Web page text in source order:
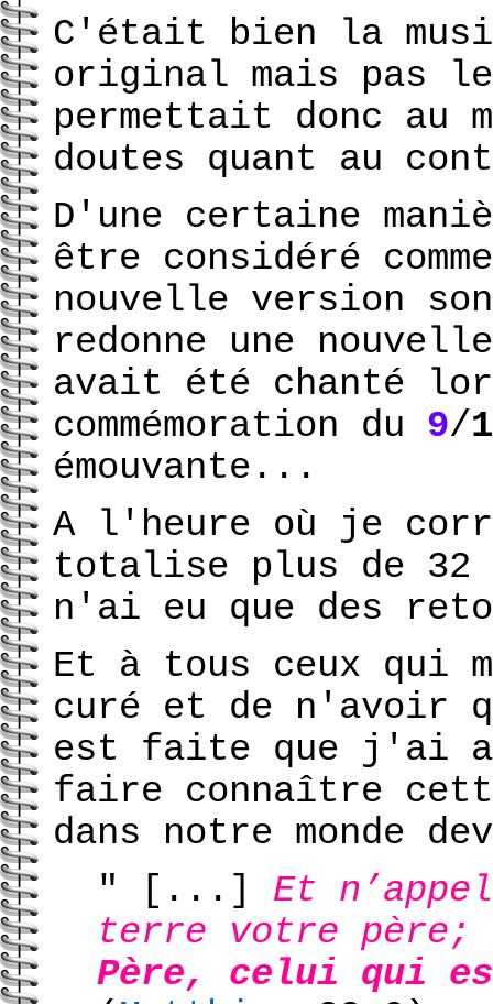
C'était bien la
original mais pas
permettait donc au
doutes quant au
D'une certaine
être considéré
nouvelle version
redonne une
avait été chanté
commémoration du 9/
émouvante...
A l'heure où je
totalise plus de
n'ai eu que des
Et à tous ceux qui
curé et de n'avoir
est faite que j'ai
faire connaître
dans notre monde
" [...] Et
terre votre père;
Père, celui qui